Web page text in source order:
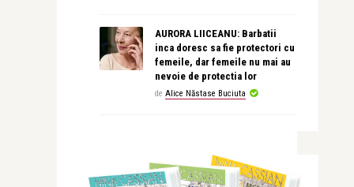
AURORA LIICEANU: Barbatii
inca doresc sa fie protectori cu
femeile, dar femeile nu mai au
nevoie de protectia lor
de Alice Năstase Buciuta